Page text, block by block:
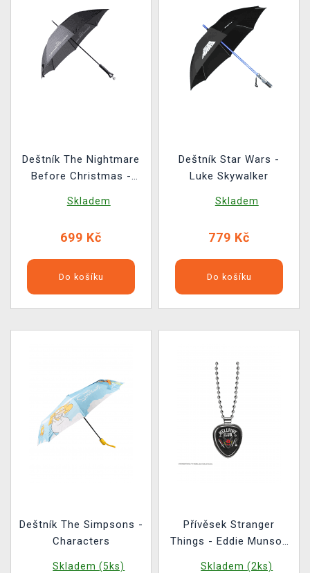
Deštník The Nightmare
Before Christmas -
Skladem
699 Kč
Do košíku
Deštník Star Wars -
Luke Skywalker
Skladem
779 Kč
Do košíku
Deštník The Simpsons -
Characters
Skladem (5ks)
Přívěsek Stranger
Things - Eddie Munson
Skladem (2ks)